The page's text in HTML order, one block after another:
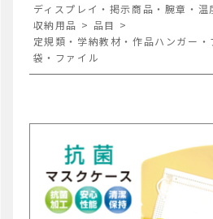
ディスプレイ・掲示商品・腕章・温
収納用品 > 品目 >
定規類・学納教材・作品ハンガー・
袋・ファイル